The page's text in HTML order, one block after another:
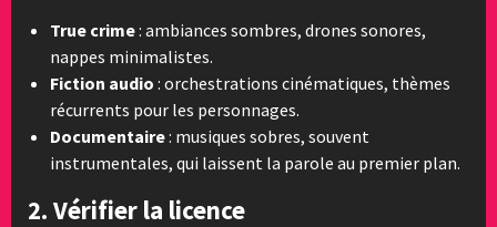
True crime: ambiances sombres, drones sonores,
nappes minimalistes.
Fiction audio : orchestrations cinématiques, thèmes
récurrents pour les personnages.
Documentaire: musiques sobres, souvent
instrumentales, qui laissent la parole au premier plan.
2. Vérifier la licence